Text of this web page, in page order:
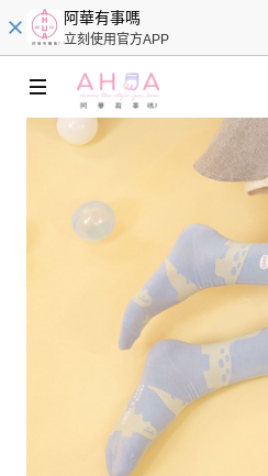
阿華有事嗎
立刻使用官方APP